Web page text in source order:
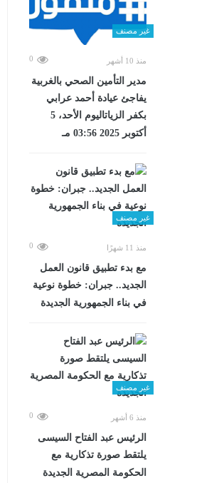
غير مصنف
منذ 10 أشهر 0
مدير التأمين الصحي بالغربية
يفاجئ عيادة أحمد عرابي
بكفر الزياتاليوم الأحد، 5
أكتوبر 2025 03:56 مـ
غير مصنف
منذ 11 شهرًا 0
مع بدء تطبيق قانون العمل
الجديد.. جبران: خطوة نوعية
في بناء الجمهورية الجديدة
غير مصنف
منذ 6 أشهر 0
الرئيس عبد الفتاح السيسى
يلتقط صورة تذكارية مع
الحكومة المصرية الجديدة